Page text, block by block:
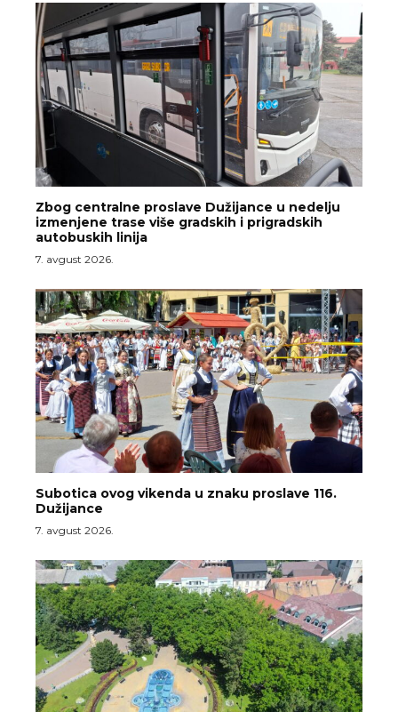
Zbog centralne proslave Dužijance u nedelju
izmenjene trase više gradskih i prigradskih
autobuskih linija
7. avgust 2026.
Subotica ovog vikenda u znaku proslave 116.
Dužijance
7. avgust 2026.